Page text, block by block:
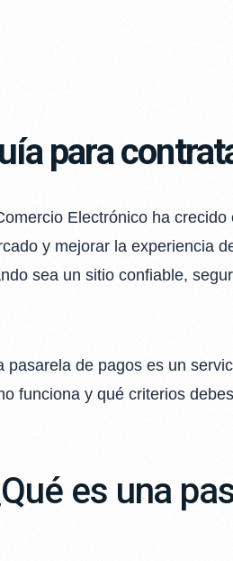
para
Electrónico ha
y mejorar la experiencia
sea un sitio confiable,
pasarela de pagos es un
funciona y qué criterios
es una